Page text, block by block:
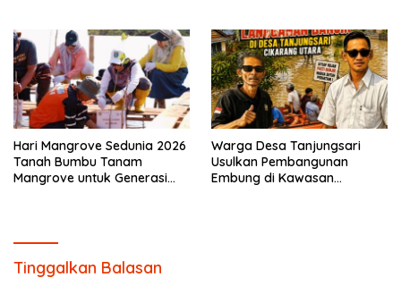
Hari Mangrove Sedunia 2026
Tanah Bumbu Tanam
Mangrove untuk Generasi
Warga Desa Tanjungsari
Usulkan Pembangunan
Embung di Kawasan
Tinggalkan Balasan